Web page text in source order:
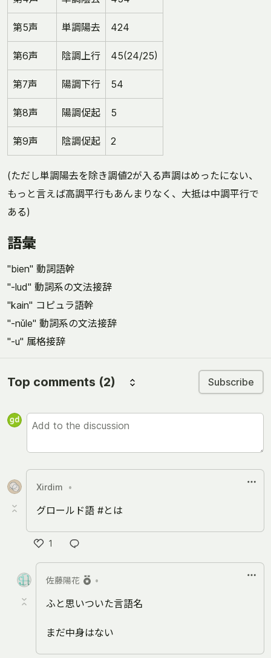
第5声 単調陽去 424
第6声 陰調上行 45(24/25)
第7声 陽調下行 54
第8声 陽調促起 5
第9声 陰調促起 2
(ただし単調陽去を除き調値2が入る声調はめったにない、
もっと言えば高調平行もあんまりなく、大抵は中調平行で
ある)
語彙
"bien" 動詞語幹
"-lud" 動詞系の文法接辞
"kain" コピュラ語幹
"-nǔle" 動詞系の文法接辞
"-u" 属格接辞
Top comments (2) Subscribe
Xirdim •
グロールド語 #とは
1
Like
佐藤陽花
•
ふと思いついた言語名
まだ中身はない